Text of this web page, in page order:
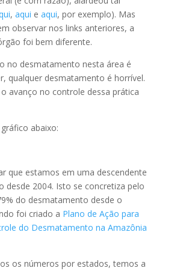
, aqui e aqui, por exemplo). Mas
observar nos links anteriores, a
foi bem diferente.
no desmatamento nesta área é
qualquer desmatamento é horrível.
avanço no controle dessa prática
abaixo:
que estamos em uma descendente
desde 2004. Isto se concretiza pelo
do desmatamento desde o
foi criado a Plano de Ação para
do Desmatamento na Amazônia
os números por estados, temos a